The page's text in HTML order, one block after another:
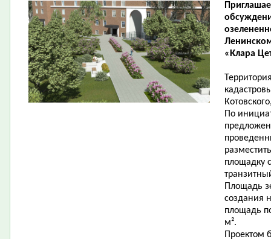
«Клара
По
площадку
Площадь
создания
площадь
м².
Проектом